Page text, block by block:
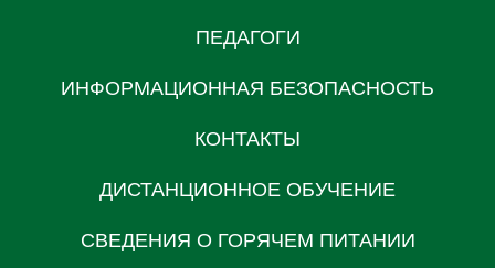
ПЕДАГОГИ
ИНФОРМАЦИОННАЯ БЕЗОПАСНОСТЬ
КОНТАКТЫ
ДИСТАНЦИОННОЕ ОБУЧЕНИЕ
СВЕДЕНИЯ О ГОРЯЧЕМ ПИТАНИИ